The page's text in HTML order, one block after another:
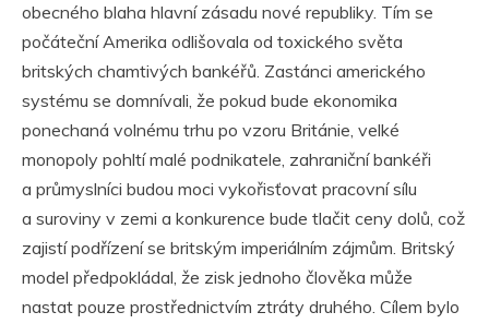
obecného blaha hlavní zásadu nové republiky. Tím se
počáteční Amerika odlišovala od toxického světa
britských chamtivých bankéřů. Zastánci amerického
systému se domnívali, že pokud bude ekonomika
ponechaná volnému trhu po vzoru Británie, velké
monopoly pohltí malé podnikatele, zahraniční bankéři
a průmyslníci budou moci vykořisťovat pracovní sílu
a suroviny v zemi a konkurence bude tlačit ceny dolů, což
zajistí podřízení se britským imperiálním zájmům. Britský
model předpokládal, že zisk jednoho člověka může
nastat pouze prostřednictvím ztráty druhého. Cílem bylo